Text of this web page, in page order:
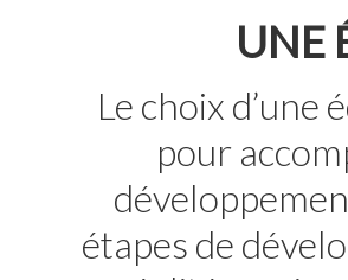
UNE
Le choix d’une
pour
étapes de